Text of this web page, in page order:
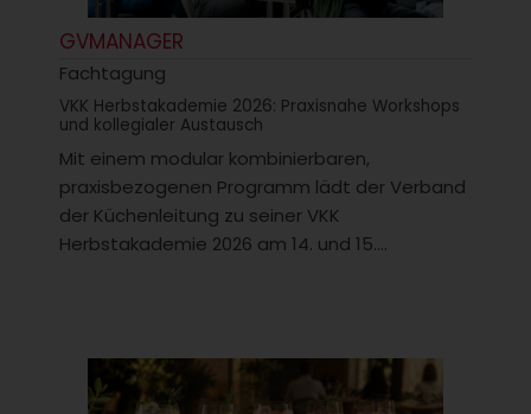
GVMANAGER
Fachtagung
VKK Herbstakademie 2026: Praxisnahe Workshops
und kollegialer Austausch
Mit einem modular kombinierbaren,
praxisbezogenen Programm lädt der Verband
der Küchenleitung zu seiner VKK
Herbstakademie 2026 am 14. und 15....